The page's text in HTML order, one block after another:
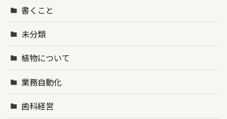
書くこと
未分類
植物について
業務自動化
歯科経営